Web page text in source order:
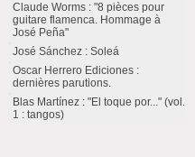
Claude Worms : "8 pièces pour
guitare flamenca. Hommage à
José Peña"
José Sánchez : Soleá
Oscar Herrero Ediciones :
dernières parutions.
Blas Martínez : "El toque por..." (vol.
1 : tangos)